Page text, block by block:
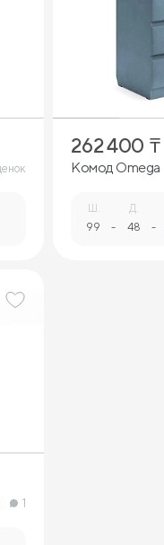
262 400 ₸
Комод Omega
Ш.
99 -
Д.
48 -
1